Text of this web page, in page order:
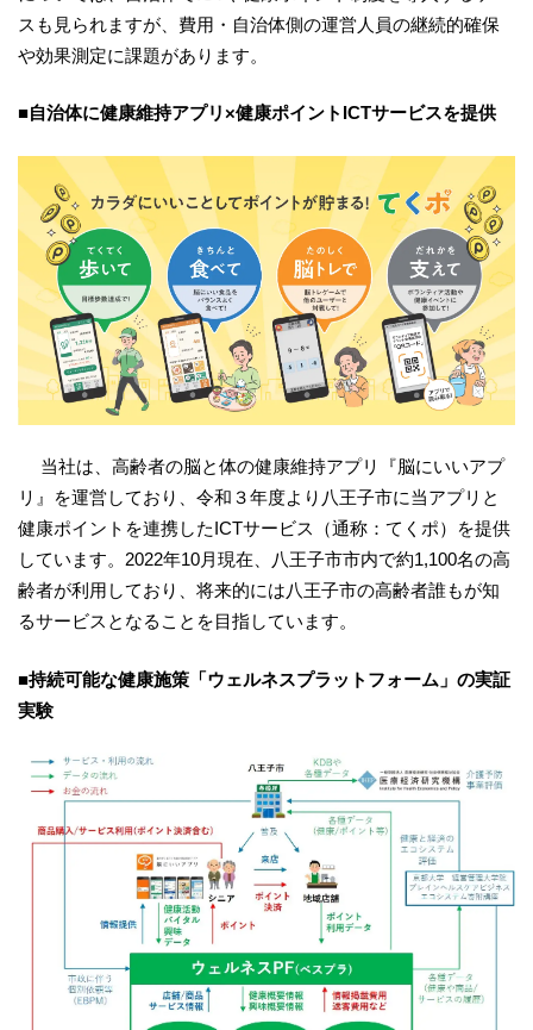
スも見られますが、費用・自治体側の運営人員の継続的確保
や効果測定に課題があります。
■自治体に健康維持アプリ×健康ポイントICTサービスを提供
当社は、高齢者の脳と体の健康維持アプリ『脳にいいアプ
リ』を運営しており、令和３年度より八王子市に当アプリと
健康ポイントを連携したICTサービス（通称：てくポ）を提供
しています。2022年10月現在、八王子市市内で約1,100名の高
齢者が利用しており、将来的には八王子市の高齢者誰もが知
るサービスとなることを目指しています。
■持続可能な健康施策「ウェルネスプラットフォーム」の実証
実験